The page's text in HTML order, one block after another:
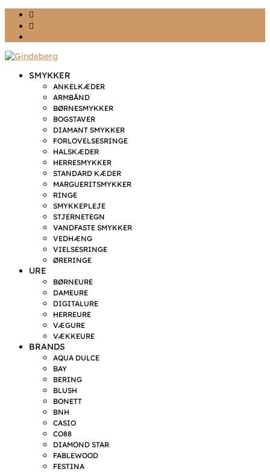
SMYKKER
ANKELKÆDER
ARMBÅND
BØRNESMYKKER
BOGSTAVER
DIAMANT SMYKKER
FORLOVELSESRINGE
HALSKÆDER
HERRESMYKKER
STANDARD KÆDER
MARGUERITSMYKKER
RINGE
SMYKKEPLEJE
STJERNETEGN
VANDFASTE SMYKKER
VEDHÆNG
VIELSESRINGE
ØRERINGE
URE
BØRNEURE
DAMEURE
DIGITALURE
HERREURE
VÆGURE
VÆKKEURE
BRANDS
AQUA DULCE
BAY
BERING
BLUSH
BONETT
BNH
CASIO
CO88
DIAMOND STAR
FABLEWOOD
FESTINA